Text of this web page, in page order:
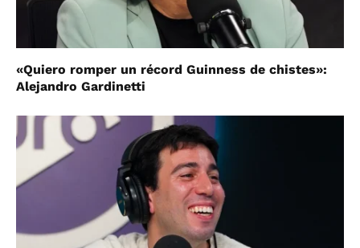
«Quiero romper un récord Guinness de chistes»:
Alejandro Gardinetti